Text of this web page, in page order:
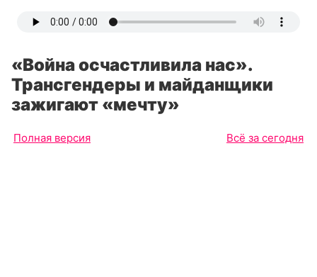
«Война осчастливила нас».
Трансгендеры и майданщики
зажигают «мечту»
Полная версия Всё за сегодня